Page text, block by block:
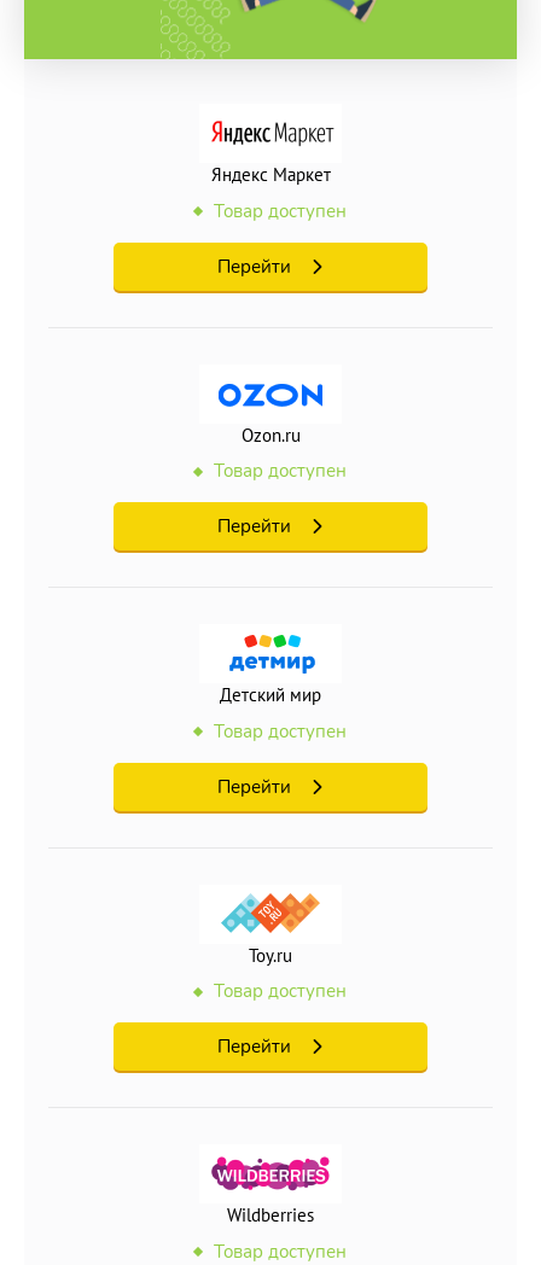
Яндекс Маркет
Товар доступен
Перейти
Ozon.ru
Товар доступен
Перейти
Детский мир
Товар доступен
Перейти
Toy.ru
Товар доступен
Перейти
Wildberries
Товар доступен